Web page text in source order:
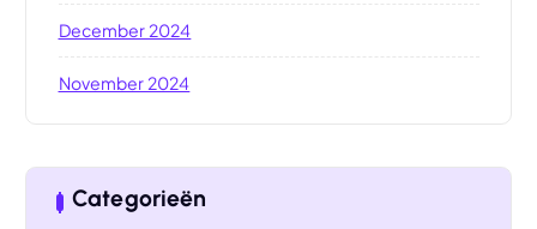
December 2024
November 2024
Categorieën